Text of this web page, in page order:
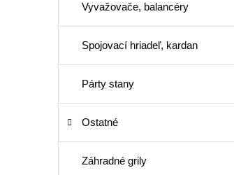
Vyvažovače, balancéry
Spojovací hriadeľ, kardan
Párty stany
Ostatné
Záhradné grily